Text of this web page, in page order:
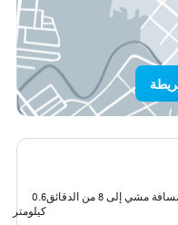
مشي إلى 8 من الدقائق
0.6
كيلومتر